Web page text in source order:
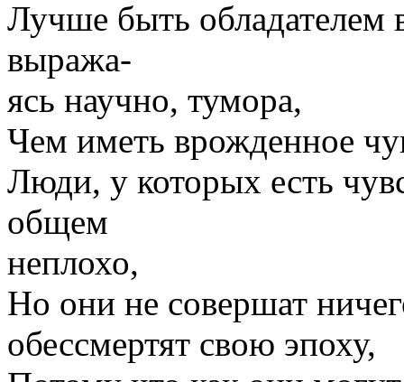
Лучше быть обладателем
выража-
ясь научно, тумора,
Чем иметь врожденное
Люди, у которых есть
общем
неплохо,
Но они не совершат
обессмертят свою эпоху,